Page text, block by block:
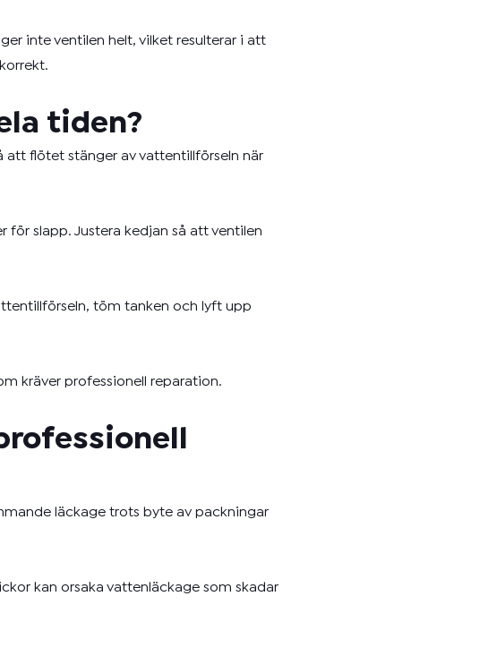
inte ventilen helt, vilket resulterar i att
tiden?
flötet stänger av vattentillförseln när
för slapp. Justera kedjan så att ventilen
töm tanken och lyft upp
kräver professionell reparation.
läckage trots byte av packningar
kan orsaka vattenläckage som skadar